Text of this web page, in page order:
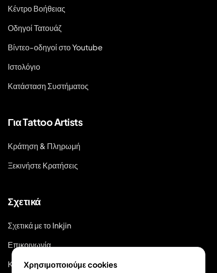
Κέντρο Βοήθειας
Οδηγοί Τατουάζ
Βίντεο-οδηγοί στο Youtube
Ιστολόγιο
Κατάσταση Συστήματος
Για Tattoo Artists
Κράτηση & Πληρωμή
Ξεκινήστε Κρατήσεις
Σχετικά
Σχετικά με το Inkjin
Επικοινωνία
Κιτ Επωνυμίας
Χρησιμοποιούμε cookies